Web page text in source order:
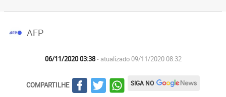
AFP
06/11/2020 03:38- atualizado 09/11/2020 08:32
COMPARTILHE SIGA NO